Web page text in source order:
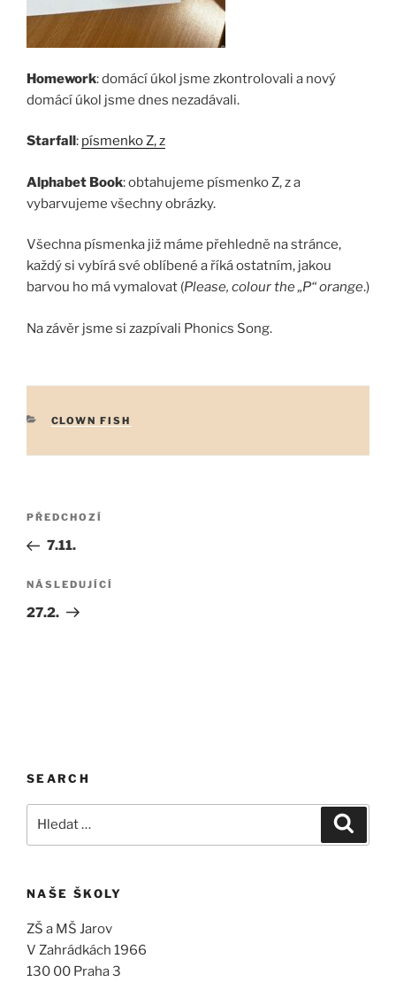
Homework: domácí úkol jsme zkontrolovali a nový
domácí úkol jsme dnes nezadávali.
Starfall: písmenko Z, z
Alphabet Book: obtahujeme písmenko Z, z a
vybarvujeme všechny obrázky.
Všechna písmenka již máme přehledně na stránce,
každý si vybírá své oblíbené a říká ostatním, jakou
barvou ho má vymalovat (Please, colour the „P“ orange.)
Na závěr jsme si zazpívali Phonics Song.
RUBRIKY
CLOWN FISH
Navigace
příspěvek
Předchozí
příspěvek
PŘEDCHOZÍ
7.11.
Následující
příspěvek
NÁSLEDUJÍCÍ
27.2.
SEARCH
NAŠE ŠKOLY
ZŠ a MŠ Jarov
V Zahrádkách 1966
130 00 Praha 3